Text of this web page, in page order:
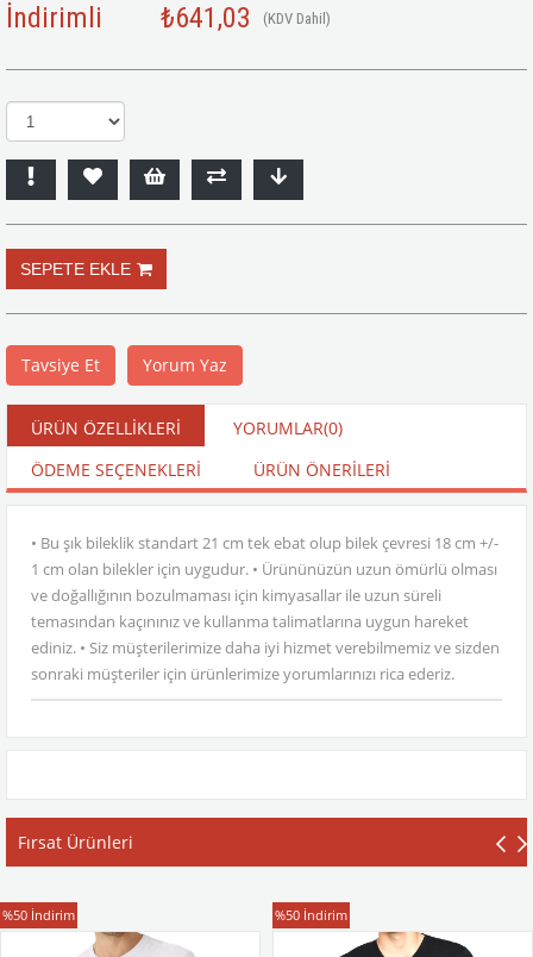
İndirimli ₺641,03 (KDV Dahil)
Tavsiye Et Yorum Yaz
ÜRÜN ÖZELLIKLERI YORUMLAR(0)
ÖDEME SEÇENEKLERI
ÜRÜN ÖNERILERI
• Bu şık bileklik standart 21 cm tek ebat olup bilek çevresi 18 cm +/-
1 cm olan bilekler için uygudur. • Ürününüzün uzun ömürlü olması
ve doğallığının bozulmaması için kimyasallar ile uzun süreli
temasından kaçınınız ve kullanma talimatlarına uygun hareket
ediniz. • Siz müşterilerimize daha iyi hizmet verebilmemiz ve sizden
sonraki müşteriler için ürünlerimize yorumlarınızı rica ederiz.
Fırsat Ürünleri
T-Shirt
%50 İndirim T-Shirt
%50 İndirim